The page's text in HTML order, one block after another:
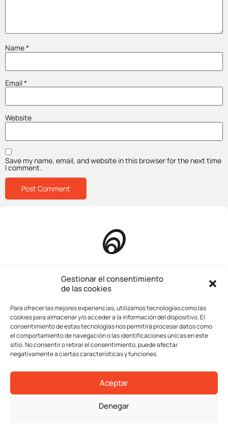
Gestionar el consentimiento
de las cookies
Para ofrecer las mejores experiencias, utilizamos tecnologías como las
cookies para almacenar y/o acceder a la información del dispositivo. El
consentimiento de estas tecnologías nos permitirá procesar datos como
el comportamiento de navegación o las identificaciones únicas en este
sitio. No consentir o retirar el consentimiento, puede afectar
negativamente a ciertas características y funciones.
Aceptar
Denegar
Name*
Email*
Website
Save my name, email, and website in this browser for the next time
I comment.
Legal advice
Privacy policy
Homepage
Company
Services
Transactions
Contact